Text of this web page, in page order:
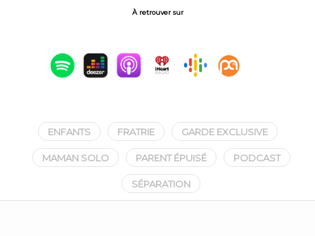
À retrouver sur
ENFANTS FRATRIE GARDE EXCLUSIVE
MAMAN SOLO PARENT ÉPUISÉ PODCAST
SÉPARATION